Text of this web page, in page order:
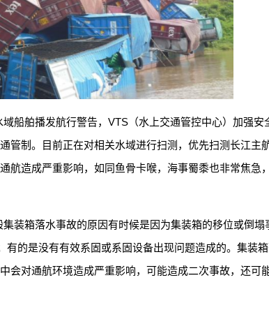
船舶播发航行警告，VTS（水上交通管控中心）加强安
管制。目前正在对相关水域进行扫测，优先扫测长江主
航造成严重影响，如同鱼骨卡喉，海事蜀黍也非常焦急
装箱落水事故的原因有时候是因为集装箱的移位或倒塌
有的是没有有效系固或系固设备出现问题造成的。集装
会对通航环境造成严重影响，可能造成二次事故，还可